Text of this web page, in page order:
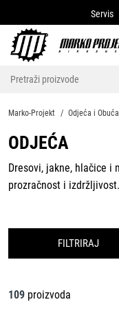
Servis
Marko-Projekt Odjeća i Obuća
ODJEĆA
Dresovi, jakne, hlačice i
prozračnost i izdržljivost.
FILTRIRAJ
109 proizvoda